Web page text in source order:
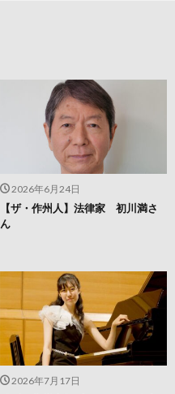
2026年7月17日
2026年6月24日
【ザ・作州人】法律家 初川満さ
ん